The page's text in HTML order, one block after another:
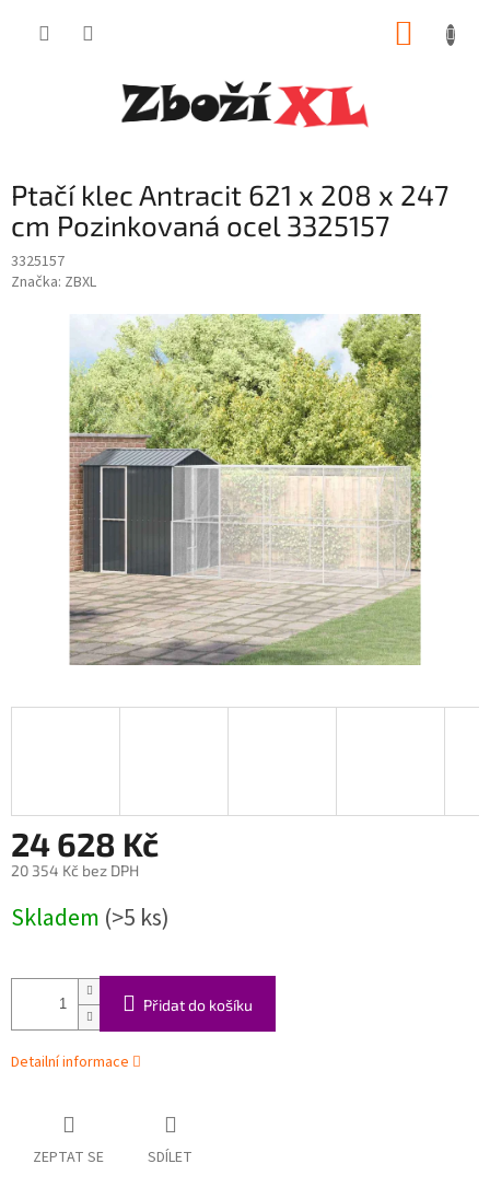
Ptačí klec Antracit 621 x 208 x 247
cm Pozinkovaná ocel 3325157
3325157
Značka: ZBXL
24 628 Kč
20 354 Kč bez DPH
cena:
Skladem (>5 ks)
Přidat do košíku
Detailní informace
ZEPTAT SE SDÍLET